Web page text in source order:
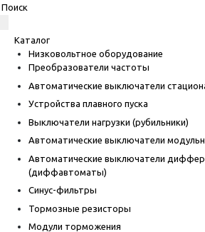
Каталог
Низковольтное оборудование
Преобразователи частоты
Автоматические выключатели
Устройства плавного пуска
Выключатели нагрузки (рубильники)
Автоматические выключатели
Автоматические выключатели
(диффавтоматы)
Синус-фильтры
Тормозные резисторы
Модули торможения